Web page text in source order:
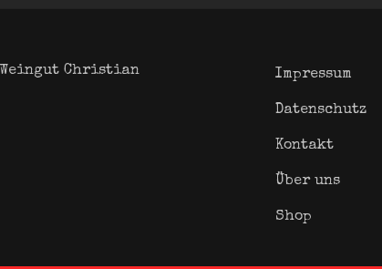
Weingut Christian
Impressum
Datenschutz
Kontakt
Über uns
Shop